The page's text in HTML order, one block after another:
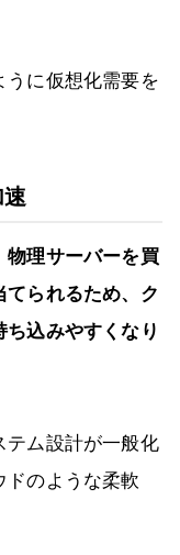
うに仮想化需要を
物理サーバーを買
てられるため、ク
込みやすくなり
テム設計が一般化
ドのような柔軟